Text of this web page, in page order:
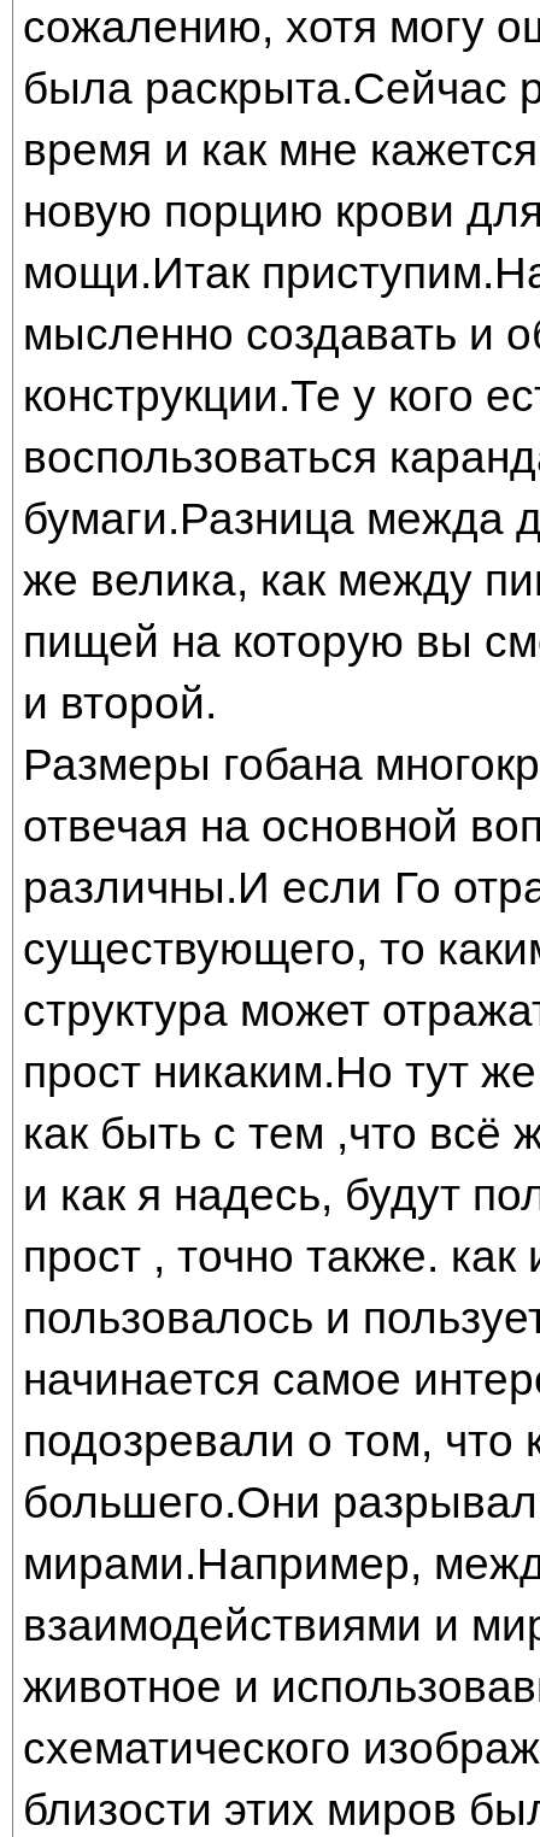
сожалению, хотя могу
была раскрыта.Сейчас
время и как мне
новую порцию крови
мощи.Итак
мысленно создавать и
конструкции.Те у кого
воспользоваться
бумаги.Разница межда
же велика, как между
пищей на которую вы
и второй.
Размеры гобана
отвечая на основной
различны.И если Го
существующего, то
структура может
прост никаким.Но тут
как быть с тем ,что всё
и как я надесь, будут
прост , точно также.
пользовалось и
начинается самое
подозревали о том, что
большего.Они
мирами.Например,
взаимодействиями и
животное и
схематического
близости этих миров